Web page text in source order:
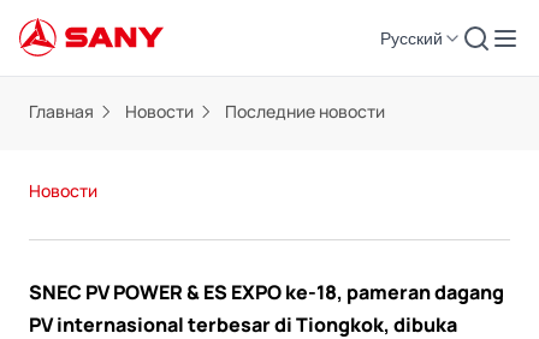
Русский
Главная Новости Последние новости
Новости
SNEC PV POWER & ES EXPO ke-18, pameran dagang
PV internasional terbesar di Tiongkok, dibuka